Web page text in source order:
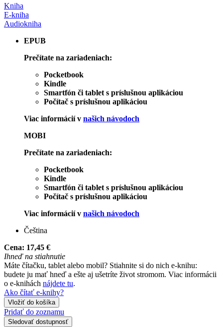
Kniha
E-kniha
Audiokniha
EPUB
Prečítate na zariadeniach:
Pocketbook
Kindle
Smartfón či tablet s príslušnou aplikáciou
Počítač s príslušnou aplikáciou
Viac informácií v našich návodoch
MOBI
Prečítate na zariadeniach:
Pocketbook
Kindle
Smartfón či tablet s príslušnou aplikáciou
Počítač s príslušnou aplikáciou
Viac informácií v našich návodoch
Čeština
Cena: 17,45 €
Ihneď na stiahnutie
Máte čítačku, tablet alebo mobil? Stiahnite si do nich e-knihu:
budete ju mať hneď a ešte aj ušetríte život stromom. Viac informácii
o e-knihách nájdete tu.
Ako čítať e-knihy?
Vložiť do košíka
Pridať do zoznamu
Sledovať dostupnosť